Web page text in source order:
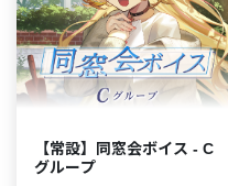
【常設】同窓会ボイス - C
グループ